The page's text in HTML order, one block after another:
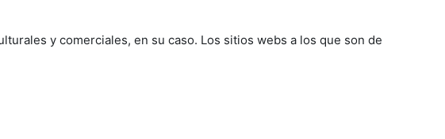
y comerciales, en su caso. Los sitios webs a los que son de